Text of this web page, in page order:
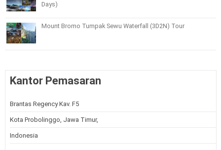
Days)
Mount Bromo Tumpak Sewu Waterfall (3D2N) Tour
Kantor Pemasaran
Brantas Regency Kav. F5
Kota Probolinggo, Jawa Timur,
Indonesia